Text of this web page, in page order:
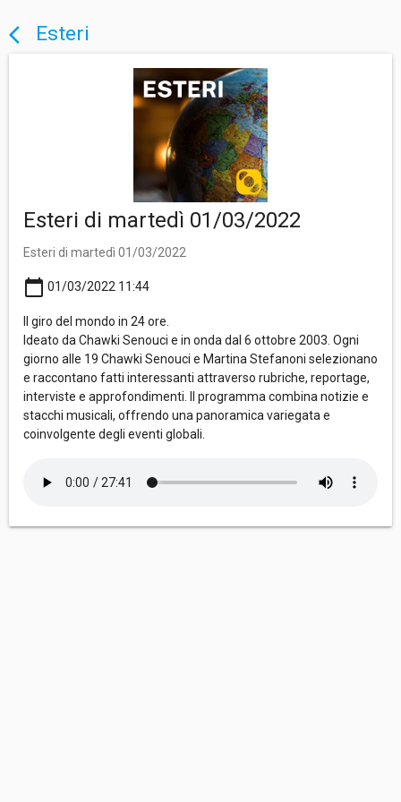
arrow_back_ios Esteri
Esteri di martedì 01/03/2022
Esteri di martedì 01/03/2022
calendar_today 01/03/2022 11:44
Il giro del mondo in 24 ore.
Ideato da Chawki Senouci e in onda dal 6 ottobre 2003. Ogni
giorno alle 19 Chawki Senouci e Martina Stefanoni selezionano
e raccontano fatti interessanti attraverso rubriche, reportage,
interviste e approfondimenti. Il programma combina notizie e
stacchi musicali, offrendo una panoramica variegata e
coinvolgente degli eventi globali.